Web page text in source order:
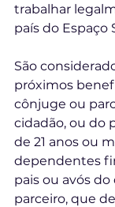
trabalhar
país do Espaço
São
próximos
cônjuge ou
cidadão, ou do
de 21 anos ou
dependentes
pais ou avós
parceiro, que